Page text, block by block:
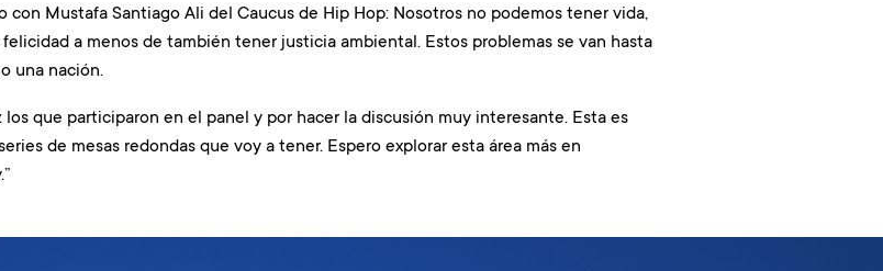
con Mustafa Santiago Ali del Caucus de Hip Hop: Nosotros no podemos tener vida,
a menos de también tener justicia ambiental. Estos problemas se van hasta
una nación.
los que participaron en el panel y por hacer la discusión muy interesante. Esta es
de mesas redondas que voy a tener. Espero explorar esta área más en